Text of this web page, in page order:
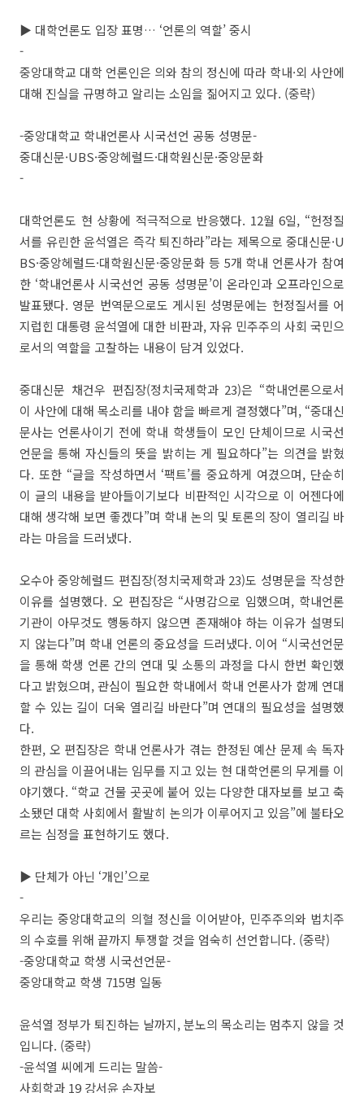
▶ 대학언론도 입장 표명… ‘언론의 역할’ 중시
-
중앙대학교 대학 언론인은 의와 참의 정신에 따라 학내·외 사안에
대해 진실을 규명하고 알리는 소임을 짊어지고 있다. (중략)
-중앙대학교 학내언론사 시국선언 공동 성명문-
중대신문·UBS·중앙헤럴드·대학원신문·중앙문화
-
대학언론도 현 상황에 적극적으로 반응했다. 12월 6일, “헌정질
서를 유린한 윤석열은 즉각 퇴진하라”라는 제목으로 중대신문·U
BS·중앙헤럴드·대학원신문·중앙문화 등 5개 학내 언론사가 참여
한 ‘학내언론사 시국선언 공동 성명문’이 온라인과 오프라인으로
발표됐다. 영문 번역문으로도 게시된 성명문에는 헌정질서를 어
지럽힌 대통령 윤석열에 대한 비판과, 자유 민주주의 사회 국민으
로서의 역할을 고찰하는 내용이 담겨 있었다.
중대신문 채건우 편집장(정치국제학과 23)은 “학내언론으로서
이 사안에 대해 목소리를 내야 함을 빠르게 결정했다”며, “중대신
문사는 언론사이기 전에 학내 학생들이 모인 단체이므로 시국선
언문을 통해 자신들의 뜻을 밝히는 게 필요하다”는 의견을 밝혔
다. 또한 “글을 작성하면서 ‘팩트’를 중요하게 여겼으며, 단순히
이 글의 내용을 받아들이기보다 비판적인 시각으로 이 어젠다에
대해 생각해 보면 좋겠다”며 학내 논의 및 토론의 장이 열리길 바
라는 마음을 드러냈다.
오수아 중앙헤럴드 편집장(정치국제학과 23)도 성명문을 작성한
이유를 설명했다. 오 편집장은 “사명감으로 임했으며, 학내언론
기관이 아무것도 행동하지 않으면 존재해야 하는 이유가 설명되
지 않는다”며 학내 언론의 중요성을 드러냈다. 이어 “시국선언문
을 통해 학생 언론 간의 연대 및 소통의 과정을 다시 한번 확인했
다고 밝혔으며, 관심이 필요한 학내에서 학내 언론사가 함께 연대
할 수 있는 길이 더욱 열리길 바란다”며 연대의 필요성을 설명했
다.
한편, 오 편집장은 학내 언론사가 겪는 한정된 예산 문제 속 독자
의 관심을 이끌어내는 임무를 지고 있는 현 대학언론의 무게를 이
야기했다. “학교 건물 곳곳에 붙어 있는 다양한 대자보를 보고 축
소됐던 대학 사회에서 활발히 논의가 이루어지고 있음”에 불타오
르는 심정을 표현하기도 했다.
▶ 단체가 아닌 ‘개인’으로
-
우리는 중앙대학교의 의혈 정신을 이어받아, 민주주의와 법치주
의 수호를 위해 끝까지 투쟁할 것을 엄숙히 선언합니다. (중략)
-중앙대학교 학생 시국선언문-
중앙대학교 학생 715명 일동
윤석열 정부가 퇴진하는 날까지, 분노의 목소리는 멈추지 않을 것
입니다. (중략)
-윤석열 씨에게 드리는 말씀-
사회학과 19 강서윤 손자보